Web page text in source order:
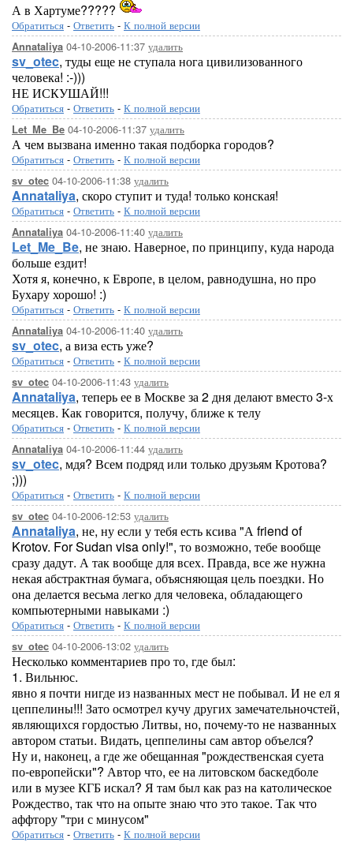
А в Хартуме?????
Обратиться - Ответить - К полной версии
Annataliya 04-10-2006-11:37 удалить
sv_otec, туды еще не ступала нога цивилизованного
человека! :-)))
НЕ ИСКУШАЙ!!!
Обратиться - Ответить - К полной версии
Let_Me_Be 04-10-2006-11:37 удалить
А чем вызвана именно такая подборка городов?
Обратиться - Ответить - К полной версии
sv_otec 04-10-2006-11:38 удалить
Annataliya, скоро ступит и туда! только конская!
Обратиться - Ответить - К полной версии
Annataliya 04-10-2006-11:40 удалить
Let_Me_Be, не знаю. Наверное, по принципу, куда народа
больше ездит!
Хотя я, конечно, к Европе, в целом, равнодушна, но про
Бухару хорошо! :)
Обратиться - Ответить - К полной версии
Annataliya 04-10-2006-11:40 удалить
sv_otec, а виза есть уже?
Обратиться - Ответить - К полной версии
sv_otec 04-10-2006-11:43 удалить
Annataliya, теперь ее в Москве за 2 дня делают вместо 3-х
месяцев. Как говорится, получу, ближе к телу
Обратиться - Ответить - К полной версии
Annataliya 04-10-2006-11:44 удалить
sv_otec, мдя? Всем подряд или только друзьям Кротова?
;)))
Обратиться - Ответить - К полной версии
sv_otec 04-10-2006-12:53 удалить
Annataliya, не, ну если у тебя есть ксива "А friend of
Krotov. For Sudan visa only!", то возможно, тебе вообще
сразу дадут. А так вообще для всех. Правда, все же нужна
некая абстрактная бумага, объясняющая цель поездки. Но
она делается весьма легко для человека, обладающего
компьютерными навыками :)
Обратиться - Ответить - К полной версии
sv_otec 04-10-2006-13:02 удалить
Несколько комментариев про то, где был:
1. Вильнюс.
явно я почти нигде из названных мест не побывал. И не ел я
цеппелины!!! Зато осмотрел кучу других замечательночстей,
являющихся гордостью Литвы, но, почему-то не названных
автором статьи. Видать, цеппелины сам автор объелся?
Ну и, наконец, а где же обещанная "рождественская суета
по-европейски"? Автор что, ее на литовском баскедболе
или в музее КГБ искал? Я там был как раз на католическое
Рождество, так что на опыте знаю что это такое. Так что
аффтору "три с минусом"
Обратиться - Ответить - К полной версии